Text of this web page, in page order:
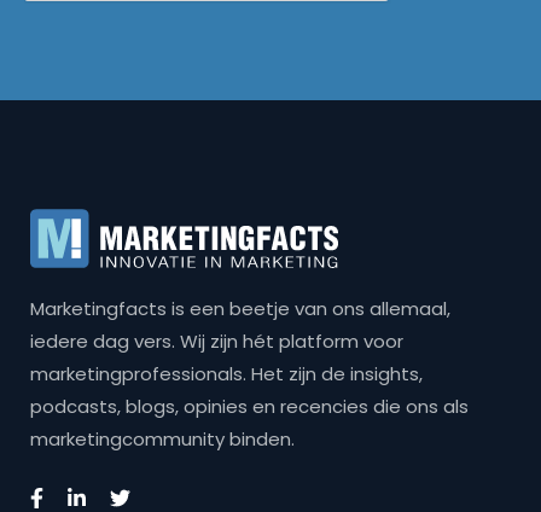
Marketingfacts is een beetje van ons allemaal,
iedere dag vers. Wij zijn hét platform voor
marketingprofessionals. Het zijn de insights,
podcasts, blogs, opinies en recencies die ons als
marketingcommunity binden.